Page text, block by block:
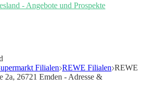
- Angebote und Prospekte
Filialen REWE Filialen REWE
2a, 26721 Emden - Adresse &